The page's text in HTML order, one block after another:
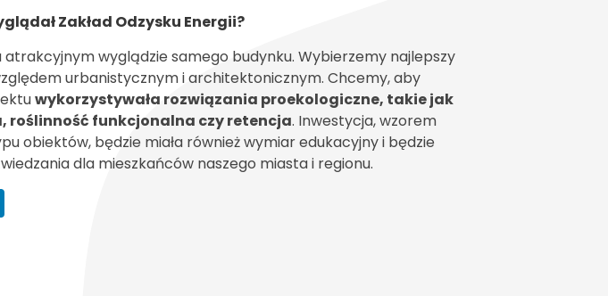
Zakład Odzysku Energii?
atrakcyjnym wyglądzie samego budynku. Wybierzemy najlepszy
urbanistycznym i architektonicznym. Chcemy, aby
wykorzystywała rozwiązania proekologiczne, takie jak
funkcjonalna czy retencja. Inwestycja, wzorem
obiektów, będzie miała również wymiar edukacyjny i będzie
dla mieszkańców naszego miasta i regionu.
LinkedIn